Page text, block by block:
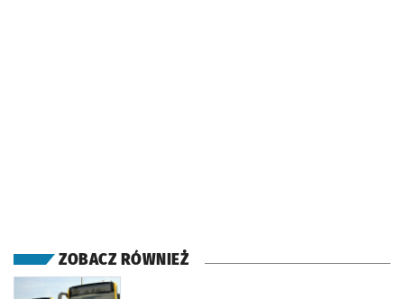
ZOBACZ RÓWNIEŻ
otworzy się w nowej karcie